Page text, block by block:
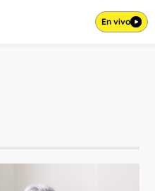
En vivo